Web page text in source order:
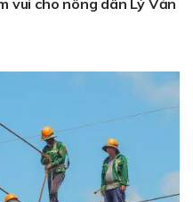
vui cho nông dân Lý Văn